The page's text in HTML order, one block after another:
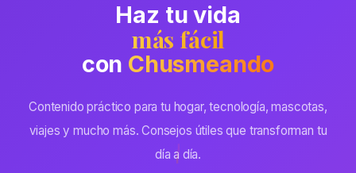
Haz tu vida
más fácil
con Chusmeando
Contenido práctico para tu hogar, tecnología, mascotas,
viajes y mucho más. Consejos útiles que transforman tu
día a día.